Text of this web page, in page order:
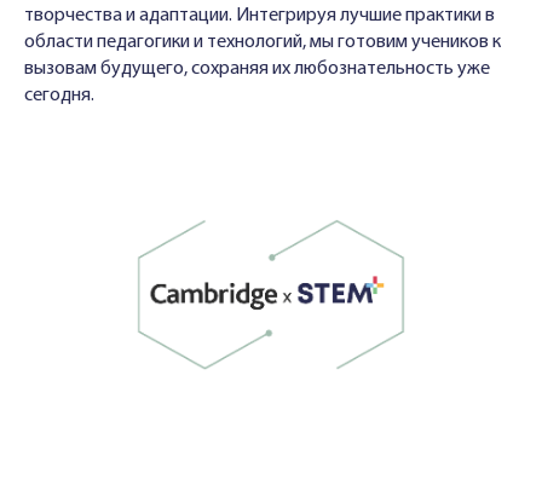
творчества и адаптации. Интегрируя лучшие практики в
области педагогики и технологий, мы готовим учеников к
вызовам будущего, сохраняя их любознательность уже
сегодня.